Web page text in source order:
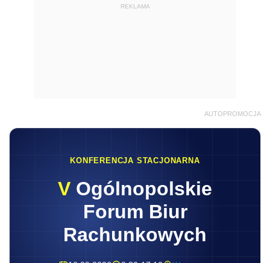
REKLAMA
AUTOPROMOCJA
KONFERENCJA STACJONARNA
V Ogólnopolskie
Forum Biur
Rachunkowych